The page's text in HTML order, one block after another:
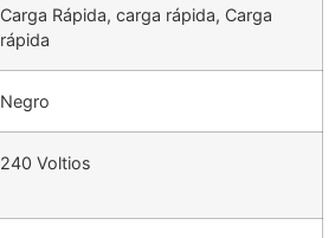
Carga Rápida, carga rápida, Carga
rápida
Negro
240 Voltios